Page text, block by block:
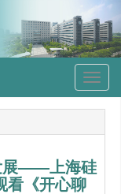
展——上海硅
看《开心聊